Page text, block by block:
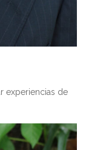
experiencias de